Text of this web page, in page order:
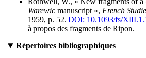
Warewic manuscript », French
1959, p. 52. DOI: 10.1093/fs/
à propos des fragments de Ripon.
Répertoires bibliographiques